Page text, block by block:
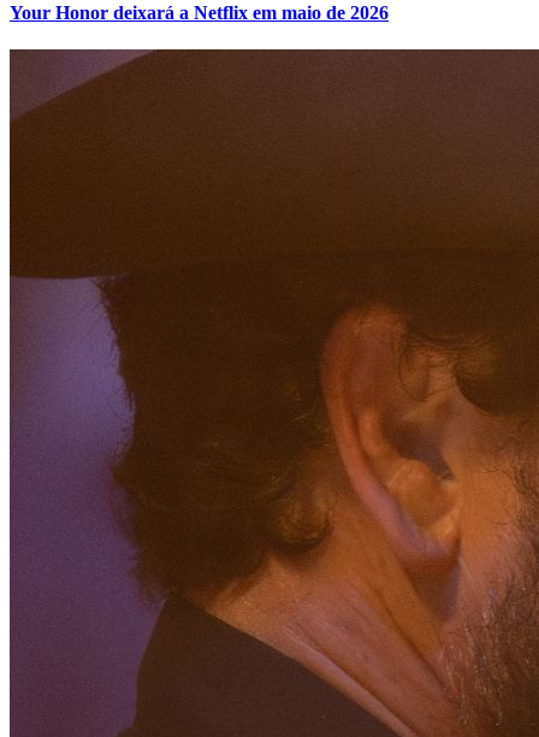
Your Honor deixará a Netflix em maio de 2026